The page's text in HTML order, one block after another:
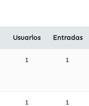
Usuarios Entradas
1 1
1 1